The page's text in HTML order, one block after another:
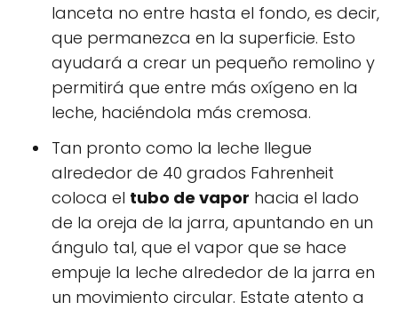
lanceta no entre hasta el fondo, es decir,
que permanezca en la superficie. Esto
ayudará a crear un pequeño remolino y
permitirá que entre más oxígeno en la
leche, haciéndola más cremosa.
Tan pronto como la leche llegue
alrededor de 40 grados Fahrenheit
coloca el tubo de vapor hacia el lado
de la oreja de la jarra, apuntando en un
ángulo tal, que el vapor que se hace
empuje la leche alrededor de la jarra en
un movimiento circular. Estate atento a